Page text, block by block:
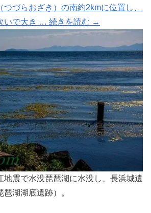
づらおざき）の南約2kmに位置し、
いで大き … 続きを読む →
地震で水没琵琶湖に水没し、長浜城遺
湖湖底遺跡）。